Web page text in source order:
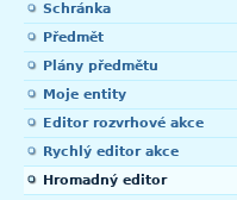
Schránka
Předmět
Plány předmětu
Moje entity
Editor rozvrhové akce
Rychlý editor akce
Hromadný editor